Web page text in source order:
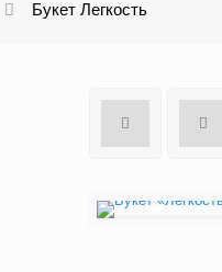
Букет Легкость